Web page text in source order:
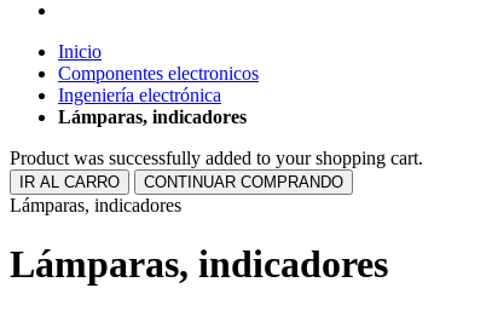
Inicio
Componentes electronicos
Ingeniería electrónica
Lámparas, indicadores
Product was successfully added to your shopping cart.
IR AL CARRO CONTINUAR COMPRANDO
Lámparas, indicadores
Lámparas, indicadores